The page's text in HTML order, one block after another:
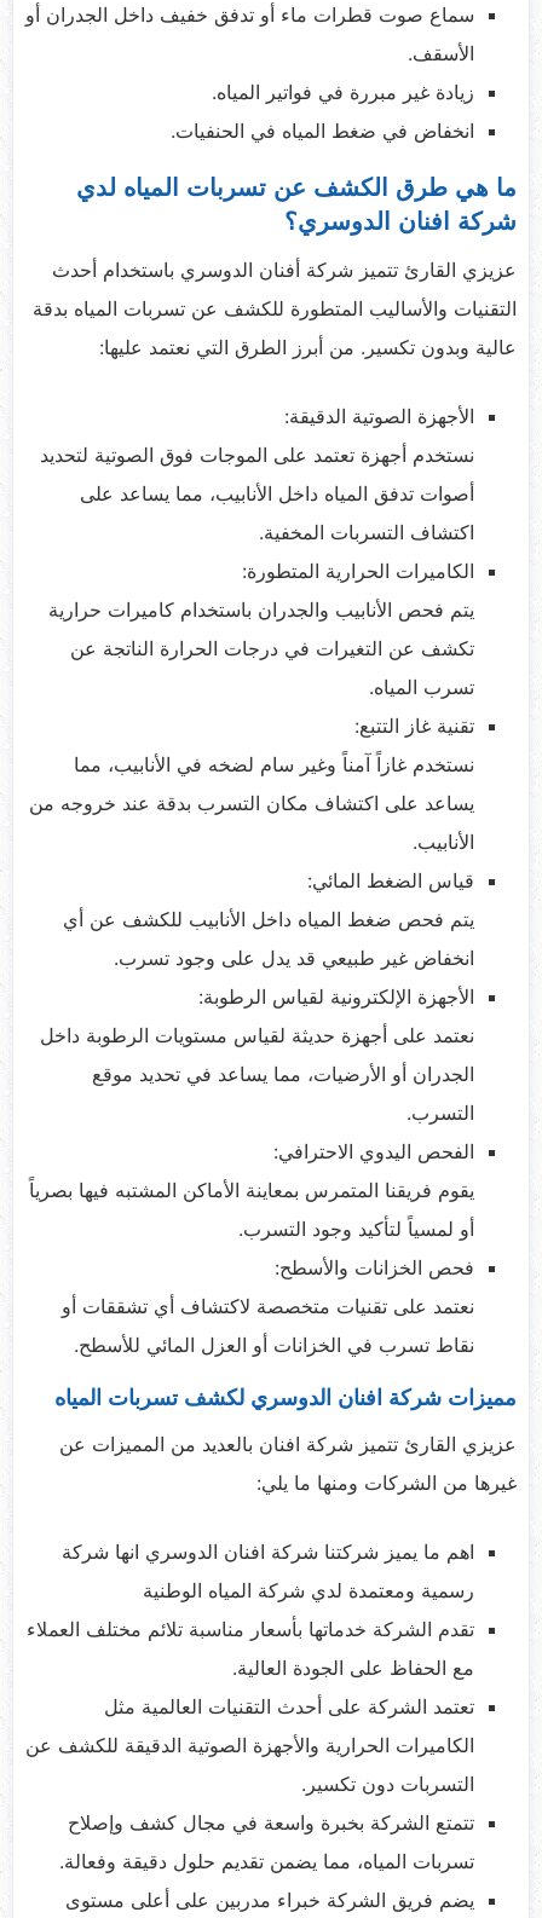
سماع صوت قطرات ماء أو تدفق خفيف داخل الجدران أو
الأسقف.
زيادة غير مبررة في فواتير المياه.
انخفاض في ضغط المياه في الحنفيات.
ما هي طرق الكشف عن تسربات المياه لدي
شركة افنان الدوسري؟
عزيزي القارئ تتميز شركة أفنان الدوسري باستخدام أحدث
التقنيات والأساليب المتطورة للكشف عن تسربات المياه بدقة
عالية وبدون تكسير. من أبرز الطرق التي نعتمد عليها:
الأجهزة الصوتية الدقيقة:
نستخدم أجهزة تعتمد على الموجات فوق الصوتية لتحديد
أصوات تدفق المياه داخل الأنابيب، مما يساعد على
اكتشاف التسربات المخفية.
الكاميرات الحرارية المتطورة:
يتم فحص الأنابيب والجدران باستخدام كاميرات حرارية
تكشف عن التغيرات في درجات الحرارة الناتجة عن
تسرب المياه.
تقنية غاز التتبع:
نستخدم غازاً آمناً وغير سام لضخه في الأنابيب، مما
يساعد على اكتشاف مكان التسرب بدقة عند خروجه من
الأنابيب.
قياس الضغط المائي:
يتم فحص ضغط المياه داخل الأنابيب للكشف عن أي
انخفاض غير طبيعي قد يدل على وجود تسرب.
الأجهزة الإلكترونية لقياس الرطوبة:
نعتمد على أجهزة حديثة لقياس مستويات الرطوبة داخل
الجدران أو الأرضيات، مما يساعد في تحديد موقع
التسرب.
الفحص اليدوي الاحترافي:
يقوم فريقنا المتمرس بمعاينة الأماكن المشتبه فيها بصرياً
أو لمسياً لتأكيد وجود التسرب.
فحص الخزانات والأسطح:
نعتمد على تقنيات متخصصة لاكتشاف أي تشققات أو
نقاط تسرب في الخزانات أو العزل المائي للأسطح.
مميزات شركة افنان الدوسري لكشف تسربات المياه
عزيزي القارئ تتميز شركة افنان بالعديد من المميزات عن
غيرها من الشركات ومنها ما يلي:
اهم ما يميز شركتنا شركة افنان الدوسري انها شركة
رسمية ومعتمدة لدي شركة المياه الوطنية
تقدم الشركة خدماتها بأسعار مناسبة تلائم مختلف العملاء
مع الحفاظ على الجودة العالية.
تعتمد الشركة على أحدث التقنيات العالمية مثل
الكاميرات الحرارية والأجهزة الصوتية الدقيقة للكشف عن
التسربات دون تكسير.
تتمتع الشركة بخبرة واسعة في مجال كشف وإصلاح
تسربات المياه، مما يضمن تقديم حلول دقيقة وفعالة.
يضم فريق الشركة خبراء مدربين على أعلى مستوى